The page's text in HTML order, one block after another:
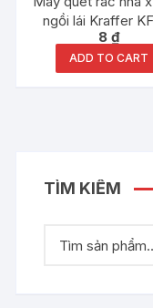
ngồi lái Kraffer
8 ₫
ADD TO CART
TÌM KIẾM